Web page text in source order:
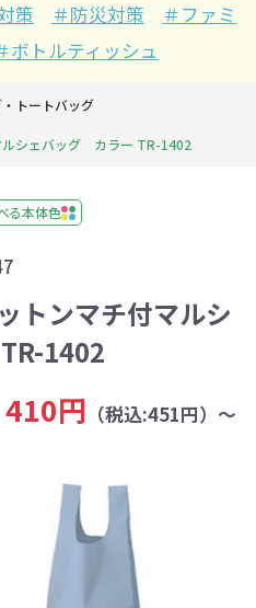
策 ＃防災対策
＃ファミ
ボトルティッシュ
トートバッグ
ルシェバッグ カラー TR-1402
る本体色
トンマチ付マルシ
1402
410円 （税込:451円）～